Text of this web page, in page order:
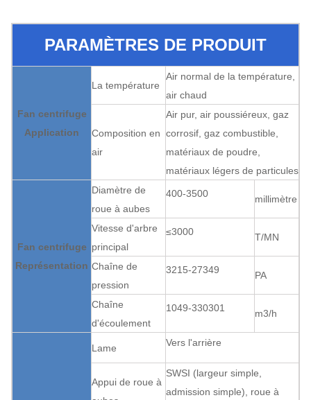
PARAMÈTRES DE PRODUIT
Fan centrifuge
Application
La température
Air normal de la température,
air chaud
Composition en
air
Air pur, air poussiéreux, gaz
corrosif, gaz combustible,
matériaux de poudre,
matériaux légers de particules
Fan centrifuge
Représentation
Diamètre de
roue à aubes
400-3500 millimètre
Vitesse d'arbre
principal
≤3000 T/MN
Chaîne de
pression
3215-27349 PA
Chaîne
d'écoulement
1049-330301 m3/h
Lame Vers l'arrière
Appui de roue à
SWSI (largeur simple,
admission simple), roue à